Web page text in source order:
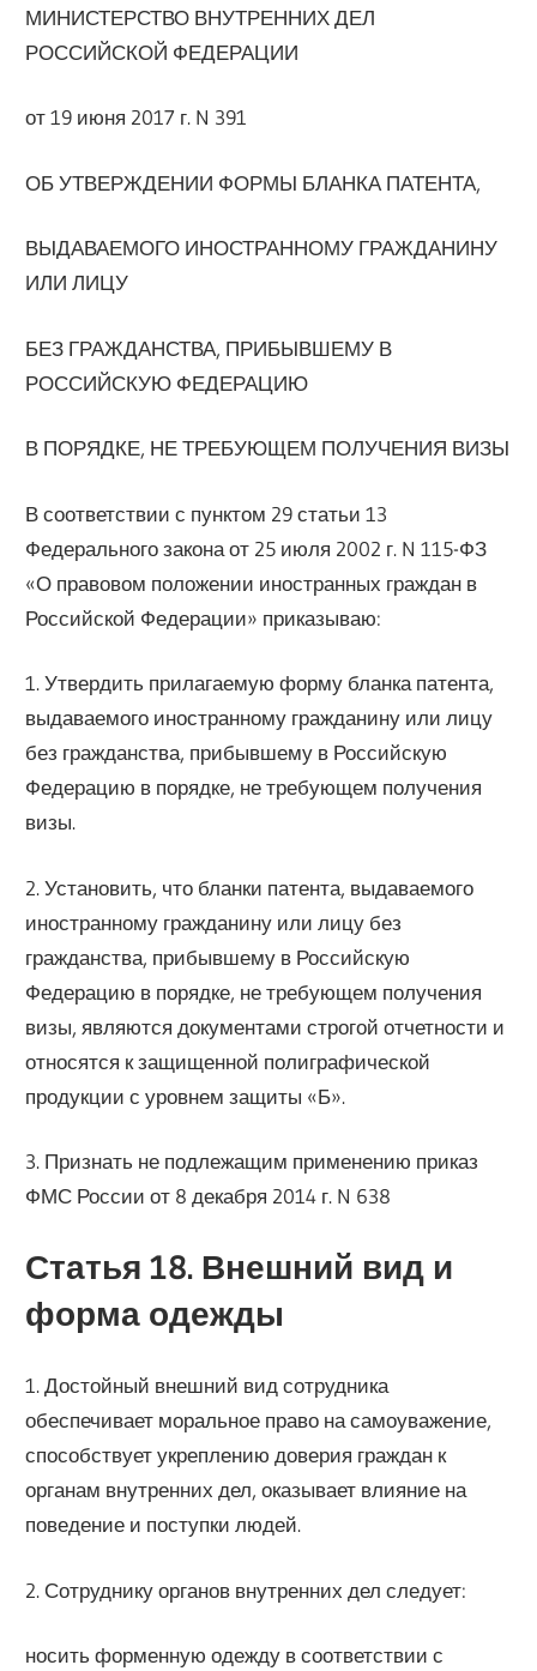
МИНИСТЕРСТВО ВНУТРЕННИХ ДЕЛ
РОССИЙСКОЙ ФЕДЕРАЦИИ
от 19 июня 2017 г. N 391
ОБ УТВЕРЖДЕНИИ ФОРМЫ БЛАНКА ПАТЕНТА,
ВЫДАВАЕМОГО ИНОСТРАННОМУ ГРАЖДАНИНУ
ИЛИ ЛИЦУ
БЕЗ ГРАЖДАНСТВА, ПРИБЫВШЕМУ В
РОССИЙСКУЮ ФЕДЕРАЦИЮ
В ПОРЯДКЕ, НЕ ТРЕБУЮЩЕМ ПОЛУЧЕНИЯ ВИЗЫ
В соответствии с пунктом 29 статьи 13
Федерального закона от 25 июля 2002 г. N 115-ФЗ
«О правовом положении иностранных граждан в
Российской Федерации» приказываю:
1. Утвердить прилагаемую форму бланка патента,
выдаваемого иностранному гражданину или лицу
без гражданства, прибывшему в Российскую
Федерацию в порядке, не требующем получения
визы.
2. Установить, что бланки патента, выдаваемого
иностранному гражданину или лицу без
гражданства, прибывшему в Российскую
Федерацию в порядке, не требующем получения
визы, являются документами строгой отчетности и
относятся к защищенной полиграфической
продукции с уровнем защиты «Б».
3. Признать не подлежащим применению приказ
ФМС России от 8 декабря 2014 г. N 638
Статья 18. Внешний вид и
форма одежды
1. Достойный внешний вид сотрудника
обеспечивает моральное право на самоуважение,
способствует укреплению доверия граждан к
органам внутренних дел, оказывает влияние на
поведение и поступки людей.
2. Сотруднику органов внутренних дел следует:
носить форменную одежду в соответствии с